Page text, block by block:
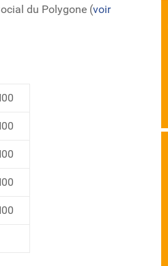
du Polygone (voir